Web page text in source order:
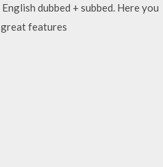
dubbed + subbed. Here you
great features